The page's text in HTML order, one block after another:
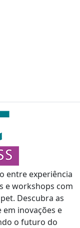
entre experiência
e workshops com
Descubra as
inovações e
o futuro do